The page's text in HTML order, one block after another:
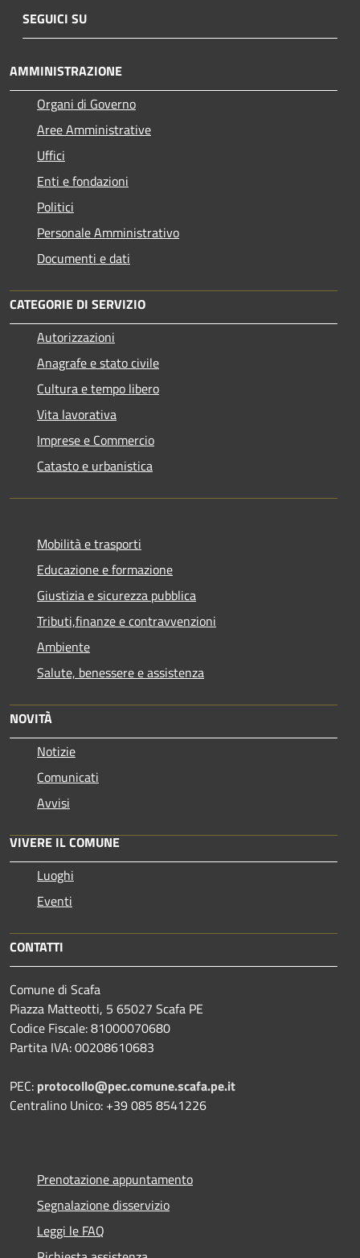
SEGUICI SU
AMMINISTRAZIONE
Organi di Governo
Aree Amministrative
Uffici
Enti e fondazioni
Politici
Personale Amministrativo
Documenti e dati
CATEGORIE DI SERVIZIO
Autorizzazioni
Anagrafe e stato civile
Cultura e tempo libero
Vita lavorativa
Imprese e Commercio
Catasto e urbanistica
Mobilità e trasporti
Educazione e formazione
Giustizia e sicurezza pubblica
Tributi,finanze e contravvenzioni
Ambiente
Salute, benessere e assistenza
NOVITÀ
Notizie
Comunicati
Avvisi
VIVERE IL COMUNE
Luoghi
Eventi
CONTATTI
Comune di Scafa
Piazza Matteotti, 5 65027 Scafa PE
Codice Fiscale: 81000070680
Partita IVA: 00208610683
PEC: protocollo@pec.comune.scafa.pe.it
Centralino Unico: +39 085 8541226
Prenotazione appuntamento
Segnalazione disservizio
Leggi le FAQ